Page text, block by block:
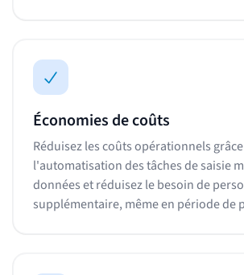
Économies de coûts
Réduisez les coûts opérationnels
l'automatisation des tâches de saisie
données et réduisez le besoin de
supplémentaire, même en période de